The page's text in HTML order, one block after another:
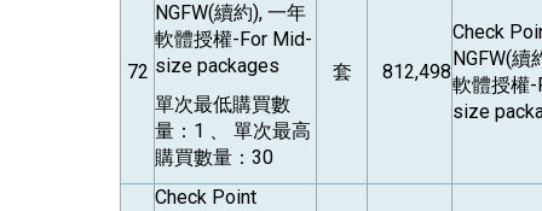
72
NGFW(續約), 一年
軟體授權-For Mid-
size packages
單次最低購買數
量：1 、 單次最高
購買數量：30
套 812,498
Check
NGFW(續
軟體授權
size
Check Point